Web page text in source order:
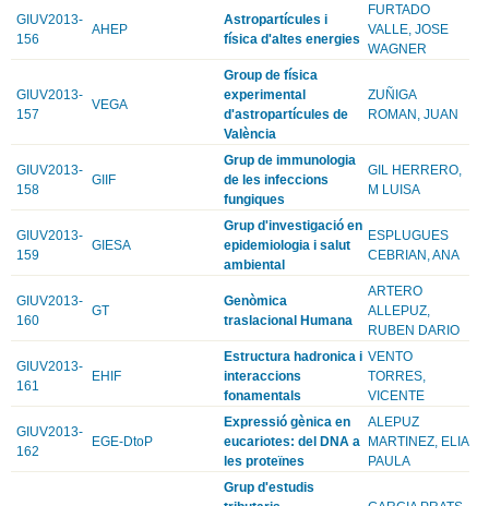
GIUV2013-
156
AHEP
Astropartícules i
física d'altes energies
FURTADO
VALLE, JOSE
WAGNER
GIUV2013-
157
VEGA
Group de física
experimental
d'astropartícules de
València
ZUÑIGA
ROMAN, JUAN
GIUV2013-
158
GIIF
Grup de immunologia
de les infeccions
fungiques
GIL HERRERO,
M LUISA
GIUV2013-
159
GIESA
Grup d'investigació en
epidemiologia i salut
ambiental
ESPLUGUES
CEBRIAN, ANA
GIUV2013-
160
GT
Genòmica
traslacional Humana
ARTERO
ALLEPUZ,
RUBEN DARIO
GIUV2013-
161
EHIF
Estructura hadronica i
interaccions
fonamentals
VENTO
TORRES,
VICENTE
GIUV2013-
162
EGE-DtoP
Expressió gènica en
eucariotes: del DNA a
les proteïnes
ALEPUZ
MARTINEZ, ELIA
PAULA
Grup d'estudis